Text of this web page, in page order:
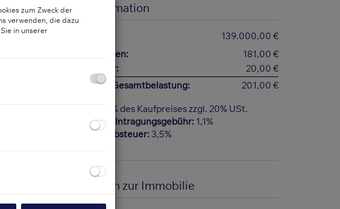
Preisinformation
139.000,00 €
Betriebskosten:
181,00 €
Warmwasser:
20,00 €
monatliche Gesamtbelastung:
201,00 €
3% des Kaufpreises zzgl. 20% USt.
Grundbucheintragungsgebühr: 1,1%
Grunderwerbsteuer: 3,5%
Basisdaten zur Immobilie
zum Zweck der
verwenden, die dazu
in unserer